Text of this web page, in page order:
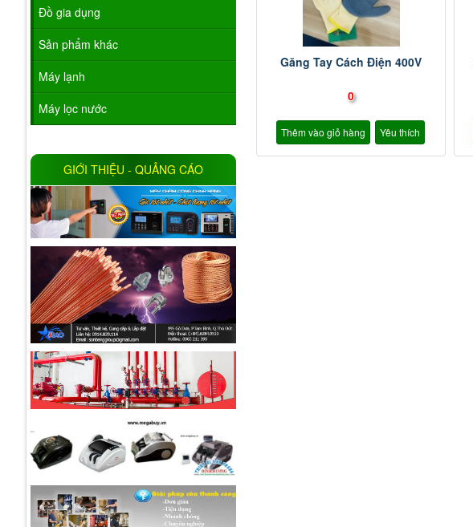
Găng Tay Cách Điện 400V
0
Thêm vào giỏ hàng Yêu thích
Đồ gia dụng
Sản phẩm khác
Máy lạnh
Máy lọc nước
GIỚI THIỆU - QUẢNG CÁO